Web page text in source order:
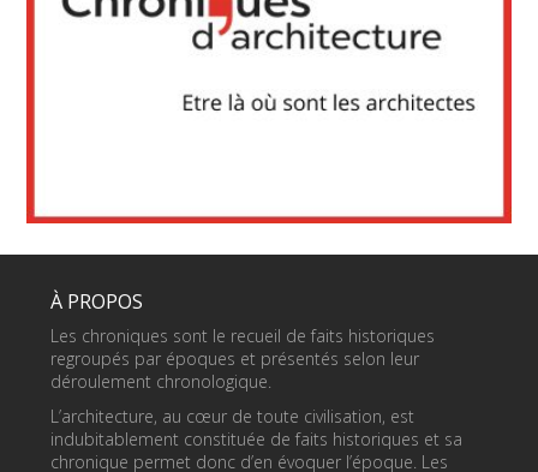
À PROPOS
Les chroniques sont le recueil de faits historiques
regroupés par époques et présentés selon leur
déroulement chronologique.
L’architecture, au cœur de toute civilisation, est
indubitablement constituée de faits historiques et sa
chronique permet donc d’en évoquer l’époque. Les